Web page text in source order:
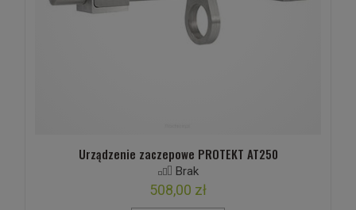
Urządzenie zaczepowe PROTEKT AT250
Brak
508,00 zł